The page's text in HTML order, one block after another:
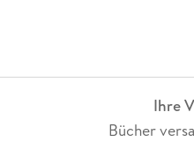
Ihre
Bücher